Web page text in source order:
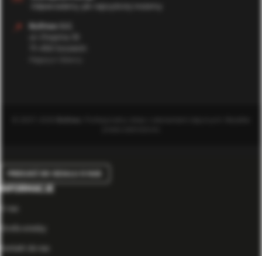
Odpowiadamy jak najszybciej możemy
📍
Bufmax S.C.
PRZEJDŹ DO DZIAŁU O NAS
INFORMACJE
O nas
Strefa wiedzy
Kontakt do nas